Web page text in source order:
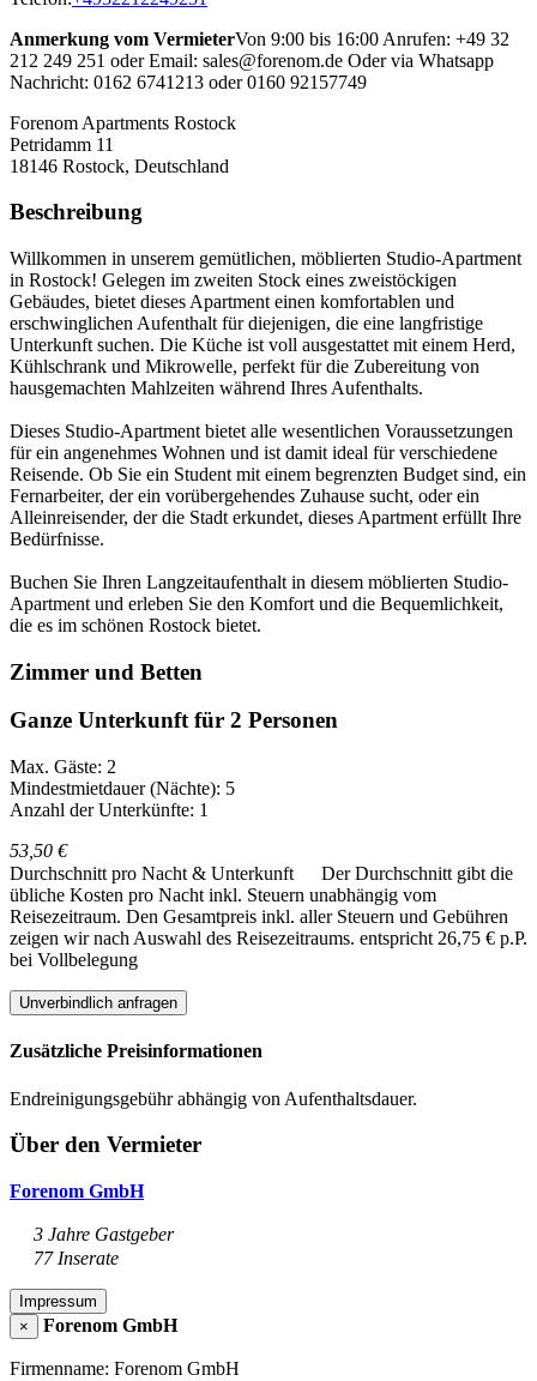
Anmerkung vom VermieterVon 9:00 bis 16:00 Anrufen: +49 32
212 249 251 oder Email: sales@forenom.de Oder via Whatsapp
Nachricht: 0162 6741213 oder 0160 92157749
Forenom Apartments Rostock
Petridamm 11
18146 Rostock, Deutschland
Beschreibung
Willkommen in unserem gemütlichen, möblierten Studio-Apartment
in Rostock! Gelegen im zweiten Stock eines zweistöckigen
Gebäudes, bietet dieses Apartment einen komfortablen und
erschwinglichen Aufenthalt für diejenigen, die eine langfristige
Unterkunft suchen. Die Küche ist voll ausgestattet mit einem Herd,
Kühlschrank und Mikrowelle, perfekt für die Zubereitung von
hausgemachten Mahlzeiten während Ihres Aufenthalts.
Dieses Studio-Apartment bietet alle wesentlichen Voraussetzungen
für ein angenehmes Wohnen und ist damit ideal für verschiedene
Reisende. Ob Sie ein Student mit einem begrenzten Budget sind, ein
Fernarbeiter, der ein vorübergehendes Zuhause sucht, oder ein
Alleinreisender, der die Stadt erkundet, dieses Apartment erfüllt Ihre
Bedürfnisse.
Buchen Sie Ihren Langzeitaufenthalt in diesem möblierten Studio-
Apartment und erleben Sie den Komfort und die Bequemlichkeit,
die es im schönen Rostock bietet.
Zimmer und Betten
Ganze Unterkunft für 2 Personen
Max. Gäste: 2
Mindestmietdauer (Nächte): 5
Anzahl der Unterkünfte: 1
53,50 €
Durchschnitt pro Nacht & Unterkunft
Der Durchschnitt gibt die
übliche Kosten pro Nacht inkl. Steuern unabhängig vom
Reisezeitraum. Den Gesamtpreis inkl. aller Steuern und Gebühren
zeigen wir nach Auswahl des Reisezeitraums. entspricht 26,75 € p.P.
bei Vollbelegung
Unverbindlich anfragen
Zusätzliche Preisinformationen
Endreinigungsgebühr abhängig von Aufenthaltsdauer.
Über den Vermieter
Forenom GmbH
3 Jahre Gastgeber
77 Inserate
Impressum
×
Forenom GmbH
Firmenname: Forenom GmbH